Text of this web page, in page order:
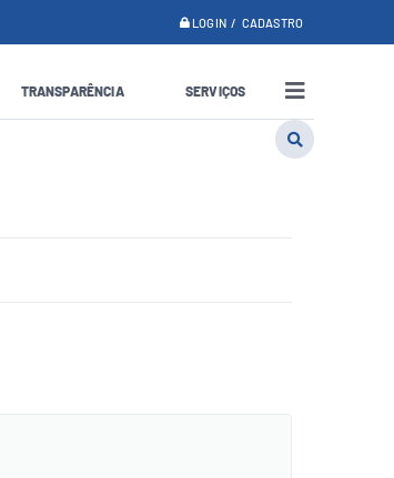
LOGIN / CADASTRO
TRANSPARÊNCIA SERVIÇOS